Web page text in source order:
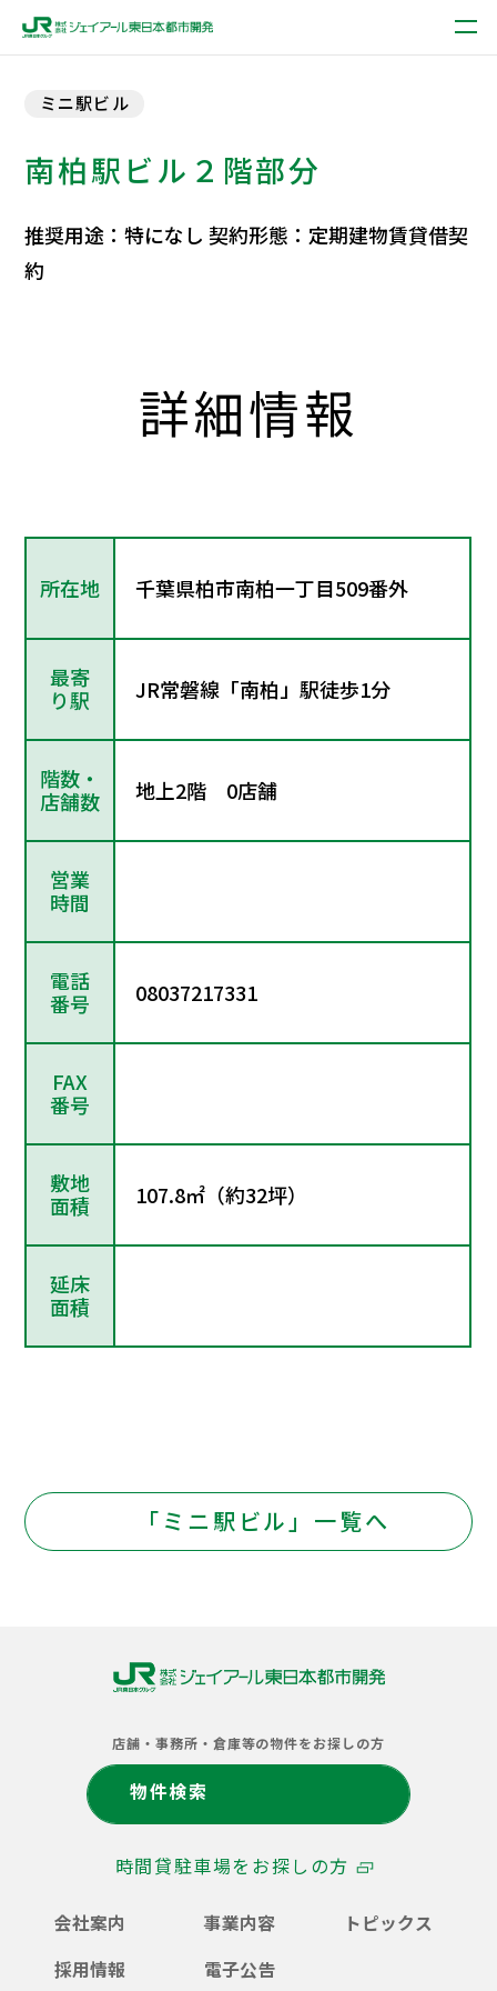
ミニ駅ビル
南柏駅ビル２階部分
推奨用途：特になし 契約形態：定期建物賃貸借契
約
詳細情報
所在地 千葉県柏市南柏一丁目509番外
最寄
り駅
JR常磐線「南柏」駅徒歩1分
階数・
店舗数
地上2階 0店舗
営業
時間
電話
番号
08037217331
FAX
番号
敷地
面積
107.8㎡（約32坪）
延床
面積
「ミニ駅ビル」一覧へ
会
社
ェ
ア
ル
東
日
本
店舗・事務所・倉庫等の物件をお探しの方
物件検索
時間貸駐車場をお探しの方
会社案内 事業内容
トピックス
採用情報
電子公告